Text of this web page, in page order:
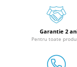
Batoze - mori
Granulatoare
Mori pentru cereale
Mori pentru furaje
Garantie 2
Pentru toate